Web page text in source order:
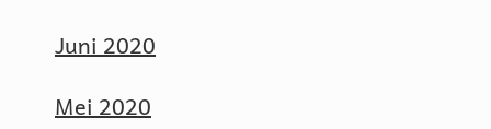
Juni 2020
Mei 2020